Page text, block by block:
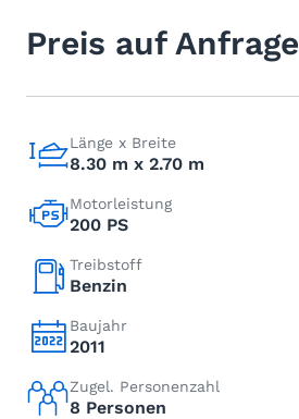
Preis auf Anfrage
Länge x Breite
8.30 m x 2.70 m
Motorleistung
200 PS
Treibstoff
Benzin
Baujahr
2011
Zugel. Personenzahl
8 Personen